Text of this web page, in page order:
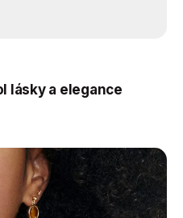
lásky a elegance